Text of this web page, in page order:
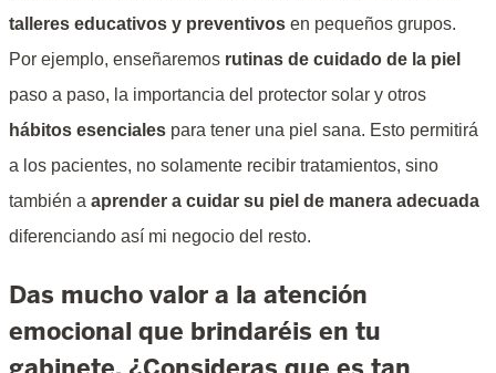
talleres educativos y preventivos en pequeños grupos.
Por ejemplo, enseñaremos rutinas de cuidado de la piel
paso a paso, la importancia del protector solar y otros
hábitos esenciales para tener una piel sana. Esto permitirá
a los pacientes, no solamente recibir tratamientos, sino
también a aprender a cuidar su piel de manera adecuada
diferenciando así mi negocio del resto.
Das mucho valor a la atención
emocional que brindaréis en tu